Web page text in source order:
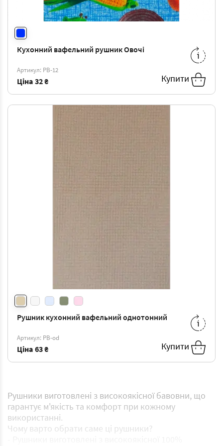
Щільність: 500 г/м2
Кухонний вафельний рушник Овочі
Артикул: РВ-12
Ціна 32 ₴ Купити
35*70 40 ₴
Рушник кухонний вафельний однотонний
Артикул: РВ-od
Ціна 63 ₴ Купити
35*60 63 ₴
Рушники виготовлені з високоякісної бавовни, що
гарантує м'якість та комфорт при кожному
використанні.
Чому варто обрати саме ці рушники?